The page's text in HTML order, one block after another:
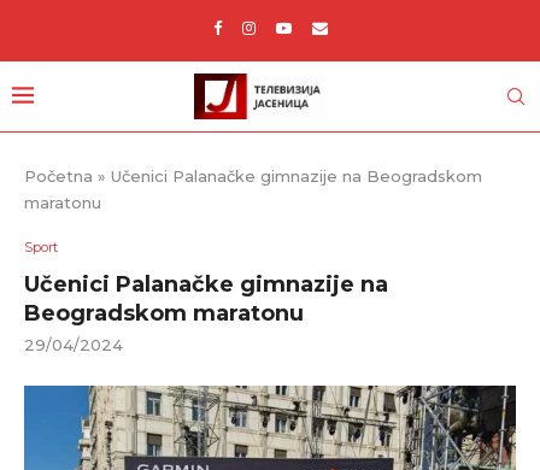
Početna » Učenici Palanačke gimnazije na Beogradskom
maratonu
Sport
Učenici Palanačke gimnazije na
Beogradskom maratonu
29/04/2024